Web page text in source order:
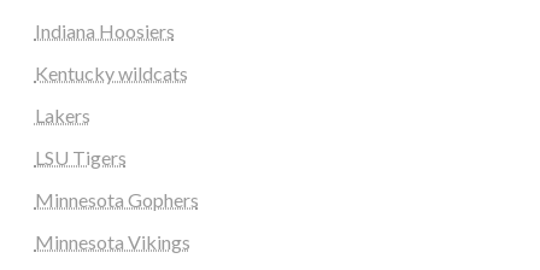
Indiana Hoosiers
Kentucky wildcats
Lakers
LSU Tigers
Minnesota Gophers
Minnesota Vikings